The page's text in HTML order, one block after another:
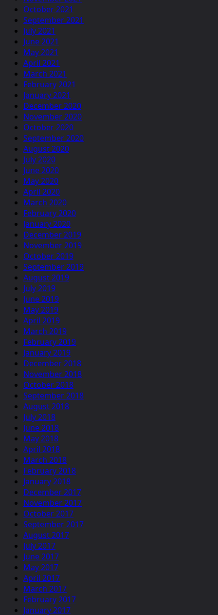
October 2021
September 2021
July 2021
June 2021
May 2021
April 2021
March 2021
February 2021
January 2021
December 2020
November 2020
October 2020
September 2020
August 2020
July 2020
June 2020
May 2020
April 2020
March 2020
February 2020
January 2020
December 2019
November 2019
October 2019
September 2019
August 2019
July 2019
June 2019
May 2019
April 2019
March 2019
February 2019
January 2019
December 2018
November 2018
October 2018
September 2018
August 2018
July 2018
June 2018
May 2018
April 2018
March 2018
February 2018
January 2018
December 2017
November 2017
October 2017
September 2017
August 2017
July 2017
June 2017
May 2017
April 2017
March 2017
February 2017
January 2017